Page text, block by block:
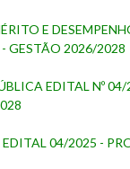
E
- GESTÃO 2026/2028
EDITAL Nº
04/2025 -